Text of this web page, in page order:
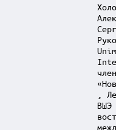
,
ВШЭ